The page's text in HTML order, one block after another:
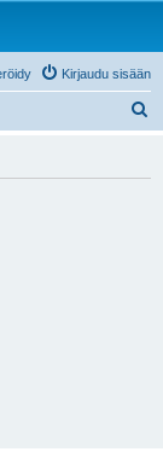
Kirjaudu sisään